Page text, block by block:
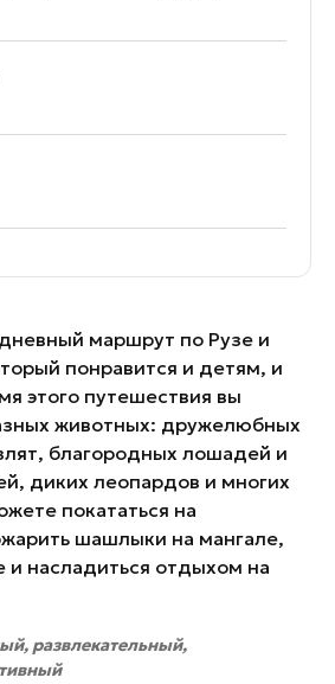
маршрут по Рузе и
понравится и детям, и
этого путешествия вы
животных: дружелюбных
благородных лошадей и
диких леопардов и многих
покататься на
шашлыки на мангале,
и насладиться отдыхом на
развлекательный,